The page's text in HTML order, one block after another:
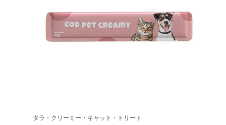
タラ・クリーミー・キャット・トリート